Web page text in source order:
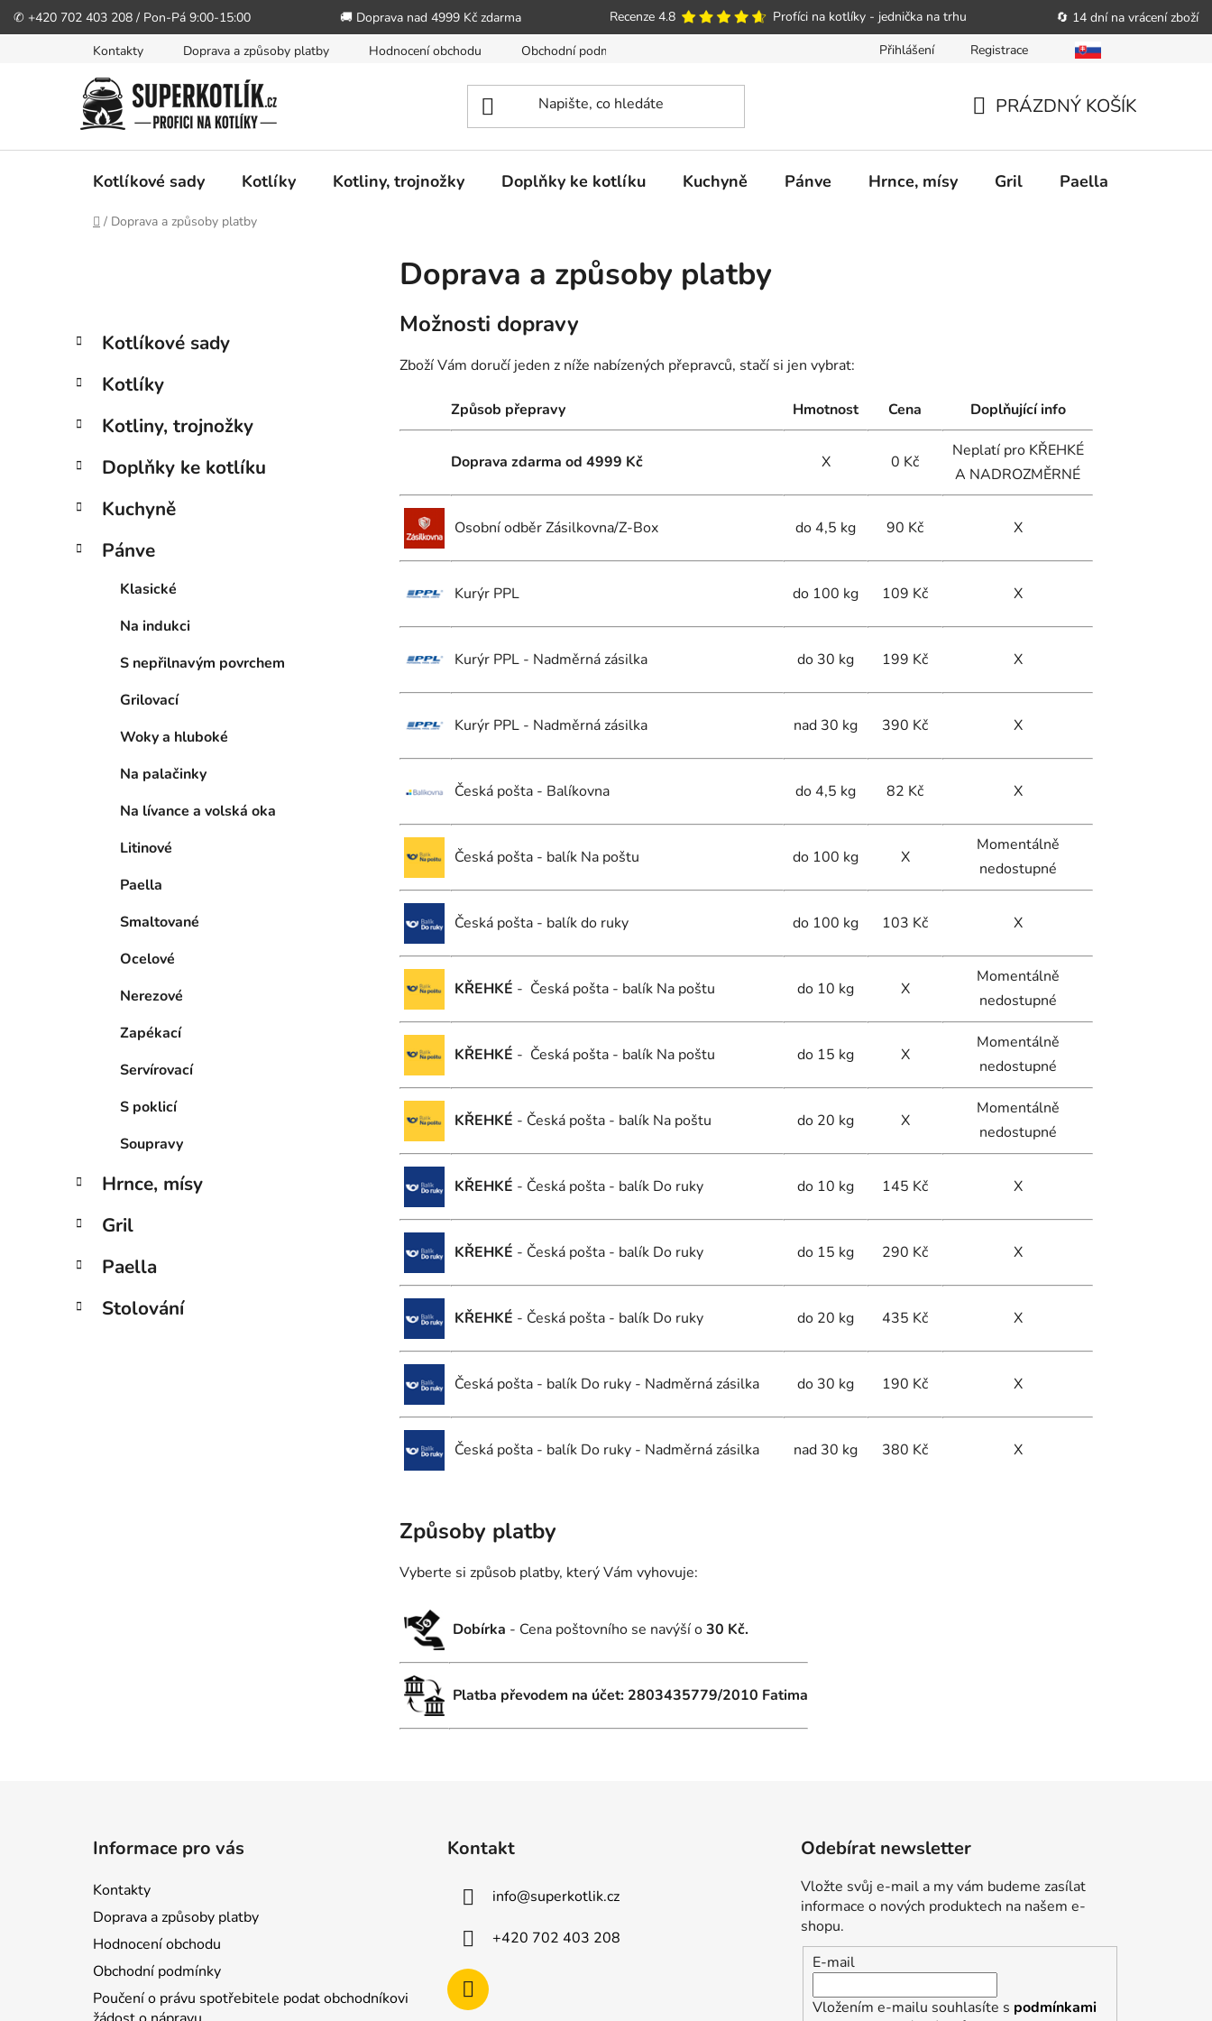
✆ +420 702 403 208 / Pon-Pá 9:00-15:00 🚚 Doprava nad 4999 Kč zdarma Recenze 4.8 Profíci na kotlíky - jednička na trhu 🔄 14 dní na vrácení zboží
Kontakty Doprava a způsoby platby Hodnocení obchodu Obchodní podmínky Poučení o právu spotřebitele podat obchodníkovi žádost o nápravu Reklamační řád
Přihlášení Registrace
KOŠÍK
PRÁZDNÝ KOŠÍK
Kotlíkové sady Kotlíky Kotliny, trojnožky Doplňky ke kotlíku Kuchyně Pánve Hrnce, mísy Gril Paella
Domů
/ Doprava a způsoby platby
r
n
n
p
n
l
Přeskočit
kategorie
K
a
e
o
i
Kotlíkové sady
Kotlíky
Kotliny, trojnožky
Doplňky ke kotlíku
Kuchyně
Pánve
Klasické
Na indukci
S nepřilnavým povrchem
Grilovací
Woky a hluboké
Na palačinky
Na lívance a volská oka
Litinové
Paella
Smaltované
Ocelové
Nerezové
Zapékací
Servírovací
S poklicí
Soupravy
Hrnce, mísy
Gril
Paella
Stolování
Doprava a způsoby platby
Možnosti dopravy
Zboží Vám doručí jeden z níže nabízených přepravců, stačí si jen vybrat:
Způsob přepravy Hmotnost Cena Doplňující info
Doprava zdarma od 4999 Kč X 0 Kč
Neplatí pro KŘEHKÉ
A NADROZMĚRNÉ
Osobní odběr Zásilkovna/Z-Box do 4,5 kg 90 Kč X
Kurýr PPL do 100 kg 109 Kč X
Kurýr PPL - Nadměrná zásilka do 30 kg 199 Kč X
Kurýr PPL - Nadměrná zásilka nad 30 kg 390 Kč X
Česká pošta - Balíkovna do 4,5 kg 82 Kč X
Česká pošta - balík Na poštu do 100 kg X
Momentálně
nedostupné
Česká pošta - balík do ruky do 100 kg 103 Kč X
KŘEHKÉ - Česká pošta - balík Na poštu do 10 kg X
Momentálně
nedostupné
KŘEHKÉ - Česká pošta - balík Na poštu do 15 kg X
Momentálně
nedostupné
KŘEHKÉ - Česká pošta - balík Na poštu do 20 kg X
Momentálně
nedostupné
KŘEHKÉ - Česká pošta - balík Do ruky do 10 kg 145 Kč X
KŘEHKÉ - Česká pošta - balík Do ruky do 15 kg 290 Kč X
KŘEHKÉ - Česká pošta - balík Do ruky do 20 kg 435 Kč X
Česká pošta - balík Do ruky - Nadměrná zásilka do 30 kg 190 Kč X
Česká pošta - balík Do ruky - Nadměrná zásilka nad 30 kg 380 Kč X
Způsoby platby
Vyberte si způsob platby, který Vám vyhovuje:
Dobírka - Cena poštovního se navýší o30 Kč.
Platba převodem na účet: 2803435779/2010 Fatima
Informace pro vás
Kontakty
Doprava a způsoby platby
Hodnocení obchodu
Obchodní podmínky
Poučení o právu spotřebitele podat obchodníkovi
Kontakt
info@superkotlik.cz
+420 702 403 208
Odebírat newsletter
Vložte svůj e-mail a my vám budeme zasílat
informace o nových produktech na našem e-
shopu.
E-mail
Vložením e-mailu souhlasíte s podmínkami